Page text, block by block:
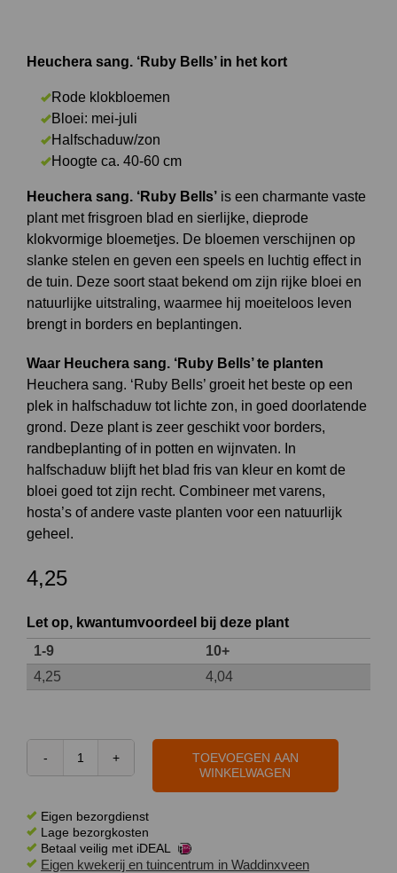
Heuchera sang. ‘Ruby Bells’ in het kort
Rode klokbloemen
Bloei: mei-juli
Halfschaduw/zon
Hoogte ca. 40-60 cm
Heuchera sang. ‘Ruby Bells’ is een charmante vaste
plant met frisgroen blad en sierlijke, dieprode
klokvormige bloemetjes. De bloemen verschijnen op
slanke stelen en geven een speels en luchtig effect in
de tuin. Deze soort staat bekend om zijn rijke bloei en
natuurlijke uitstraling, waarmee hij moeiteloos leven
brengt in borders en beplantingen.
Waar Heuchera sang. ‘Ruby Bells’ te planten
Heuchera sang. ‘Ruby Bells’ groeit het beste op een
plek in halfschaduw tot lichte zon, in goed doorlatende
grond. Deze plant is zeer geschikt voor borders,
randbeplanting of in potten en wijnvaten. In
halfschaduw blijft het blad fris van kleur en komt de
bloei goed tot zijn recht. Combineer met varens,
hosta’s of andere vaste planten voor een natuurlijk
geheel.
4,25
Let op, kwantumvoordeel bij deze plant
1-9
10+
4,25
4,04
Heuchera
Bells'
aantal
TOEVOEGEN AAN
WINKELWAGEN
Eigen bezorgdienst
Lage bezorgkosten
Betaal veilig met iDEAL
Eigen kwekerij en tuincentrum in Waddinxveen